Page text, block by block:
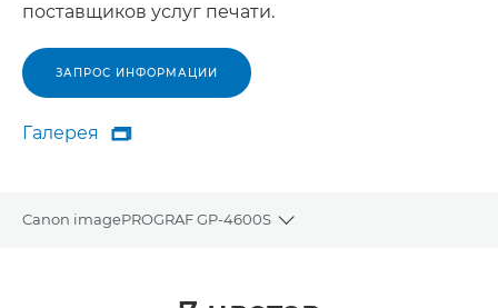
поставщиков услуг печати.
ЗАПРОС ИНФОРМАЦИИ
Галерея
Галерея

Canon imagePROGRAF GP-4600S
Toggle breadcrumbs